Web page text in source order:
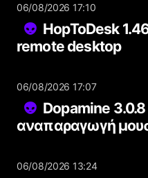
06/08/2026 17:10
HopToDesk
remote desktop
06/08/2026 17:07
Dopamine
αναπαραγωγή
06/08/2026 13:24